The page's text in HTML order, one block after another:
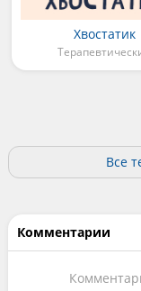
Хвостатик
Все
Комментарии